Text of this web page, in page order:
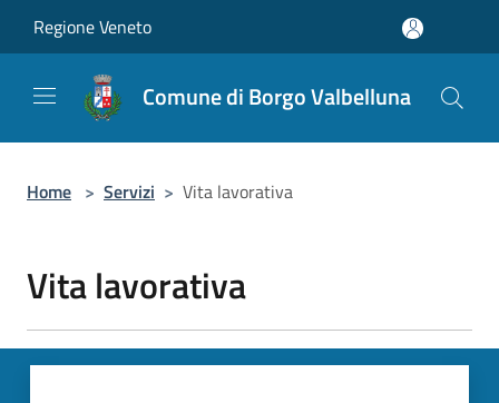
Regione Veneto
Comune di Borgo Valbelluna
Home > Servizi > Vita lavorativa
Vita lavorativa